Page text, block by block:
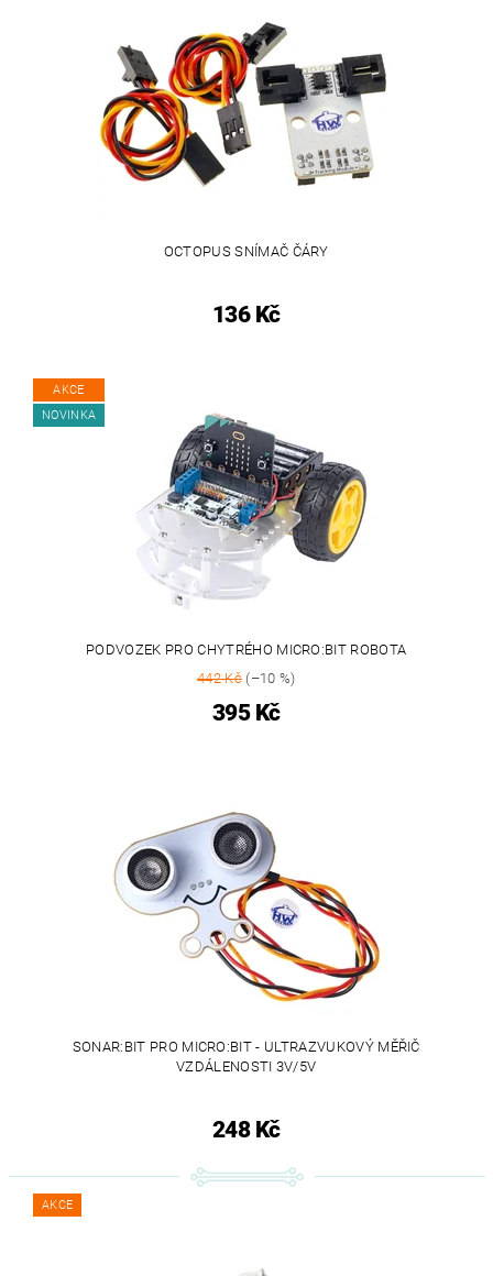
OCTOPUS SNÍMAČ ČÁRY
136 Kč
AKCE
NOVINKA
PODVOZEK PRO CHYTRÉHO MICRO:BIT ROBOTA
442 Kč(–10 %)
395 Kč
SONAR:BIT PRO MICRO:BIT - ULTRAZVUKOVÝ MĚŘIČ
VZDÁLENOSTI 3V/5V
248 Kč
AKCE